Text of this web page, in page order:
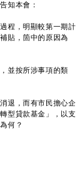
知本會：
程，明顯較第一期計
貼，箇中的原因為
並按所涉事項的類
退，而有市民擔心企
型貸款基金」，以支
何？